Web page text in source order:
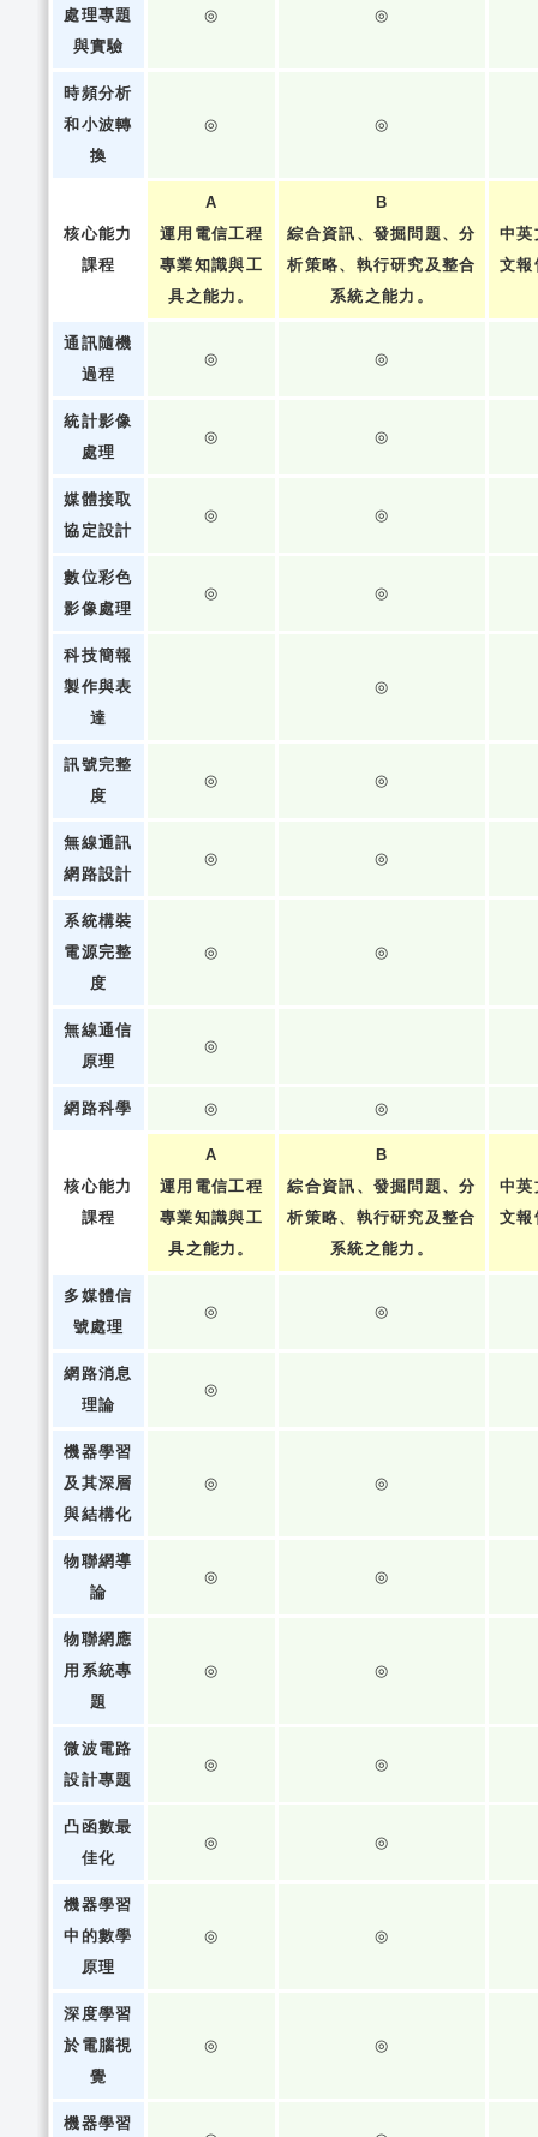
處理專題
與實驗
◎ ◎
時頻分析
和小波轉
換
◎ ◎
核心能力
課程
A
運用電信工程
專業知識與工
具之能力。
B
綜合資訊、發掘問題、分
析策略、執行研究及整合
系統之能力。
中英
文報
通訊隨機
過程
◎ ◎
統計影像
處理
◎ ◎
媒體接取
協定設計
◎ ◎
數位彩色
影像處理
◎ ◎
科技簡報
製作與表
達
◎
訊號完整
度
◎ ◎
無線通訊
網路設計
◎ ◎
系統構裝
電源完整
度
◎ ◎
無線通信
原理
◎
網路科學 ◎ ◎
核心能力
課程
A
運用電信工程
專業知識與工
具之能力。
B
綜合資訊、發掘問題、分
析策略、執行研究及整合
系統之能力。
中英
文報
多媒體信
號處理
◎ ◎
網路消息
理論
◎
機器學習
及其深層
與結構化
◎ ◎
物聯網導
論
◎ ◎
物聯網應
用系統專
題
◎ ◎
微波電路
設計專題
◎ ◎
凸函數最
佳化
◎ ◎
機器學習
中的數學
原理
◎ ◎
深度學習
於電腦視
覺
◎ ◎
機器學習